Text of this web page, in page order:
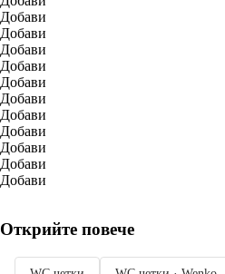
Добави
Добави
Добави
Добави
Добави
Добави
Добави
Добави
Добави
Добави
Добави
Открийте повече